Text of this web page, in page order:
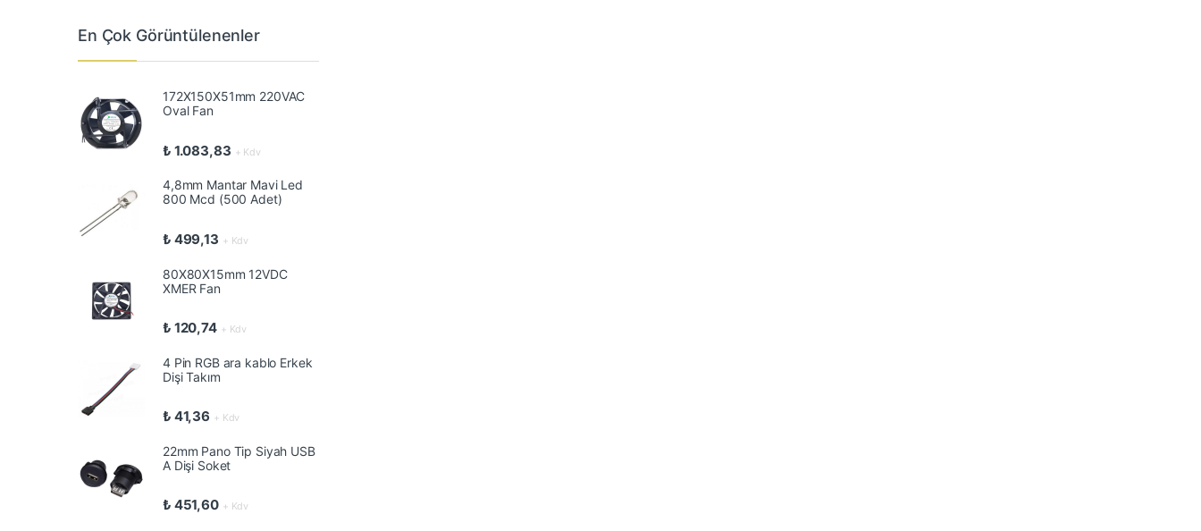
En Çok Görüntülenenler
172X150X51mm 220VAC
Oval Fan
₺ 1.083,83 + Kdv
4,8mm Mantar Mavi Led
800 Mcd (500 Adet)
₺ 499,13 + Kdv
80X80X15mm 12VDC
XMER Fan
₺ 120,74 + Kdv
4 Pin RGB ara kablo Erkek
Dişi Takım
₺ 41,36 + Kdv
22mm Pano Tip Siyah USB
A Dişi Soket
₺ 451,60 + Kdv